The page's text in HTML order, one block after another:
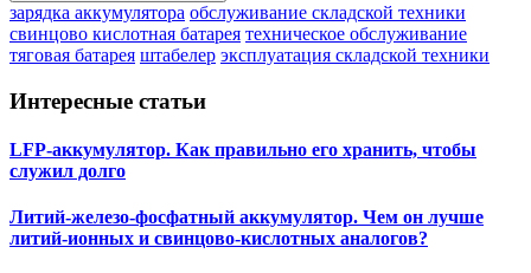
зарядка аккумулятора обслуживание складской техники
свинцово кислотная батарея техническое обслуживание
тяговая батарея штабелер эксплуатация складской техники
Интересные статьи
LFP-аккумулятор. Как правильно его хранить, чтобы
служил долго
Литий-железо-фосфатный аккумулятор. Чем он лучше
литий-ионных и свинцово-кислотных аналогов?